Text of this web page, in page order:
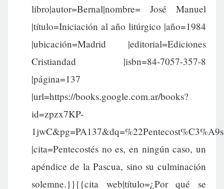
libro|autor=Bernal|nombre= José Manuel
|título=Iniciación al año litúrgico |año=1984
|ubicación=Madrid |editorial=Ediciones
Cristiandad |isbn=84-7057-357-8
|página=137
|url=https://books.google.com.ar/books?
id=zpzx7KP-
|cita=Pentecostés no es, en ningún caso, un
apéndice de la Pascua, sino su culminación
solemne.}}{{cita web|título=¿Por qué se